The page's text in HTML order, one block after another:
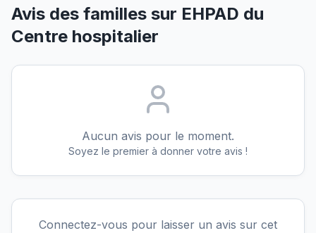
Avis des familles sur EHPAD du
Centre hospitalier
Aucun avis pour le moment.
Soyez le premier à donner votre avis !
Connectez-vous pour laisser un avis sur cet